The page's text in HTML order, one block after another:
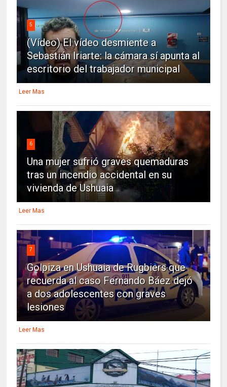
5
(Vídeo) El vídeo desmiente a
Sebastián Iriarte: la cámara sí apunta al
escritorio del trabajador municipal
Leer Mas
6
Una mujer sufrió graves quemaduras
tras un incendio accidental en su
vivienda de Ushuaia
Leer Mas
7
Golpiza en Ushuaia de Rugbiers que
recuerda al caso Fernando Báez dejó
a dos adolescentes con graves
lesiones
Leer Mas